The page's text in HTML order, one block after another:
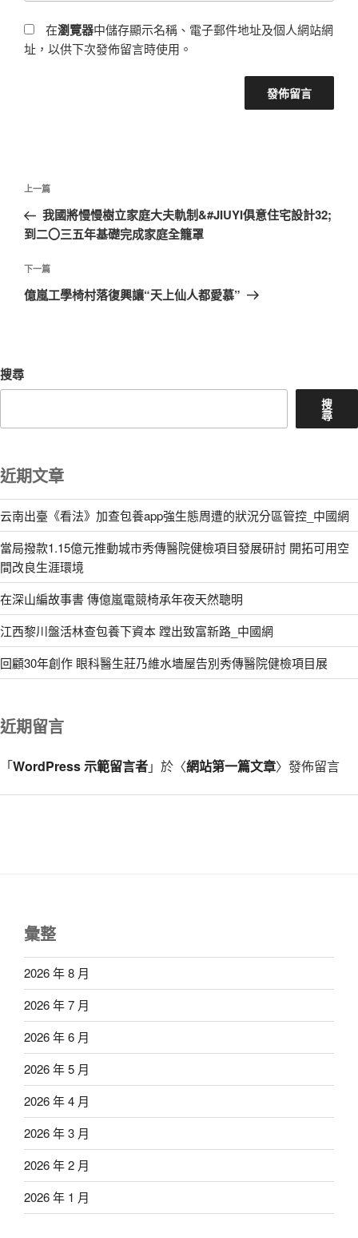
在瀏覽器中儲存顯示名稱、電子郵件地址及個人網站網
址，以供下次發佈留言時使用。
文
導
覽
上
一
篇
章
上一篇
我國將慢慢樹立家庭大夫軌制&#JIUYI俱意住宅設計32;
到二〇三五年基礎完成家庭全籠罩
下
一
下一篇
億嵐工學椅村落復興讓“天上仙人都愛慕”
搜尋
搜
尋
近期文章
云南出臺《看法》加查包養app強生態周遭的狀況分區管控_中國網
當局撥款1.15億元推動城市秀傳醫院健檢項目發展研討 開拓可用空
間改良生涯環境
在深山編故事書 傳億嵐電競椅承年夜天然聰明
江西黎川盤活林查包養下資本 蹚出致富新路_中國網
回顧30年創作 眼科醫生莊乃維水墻屋告別秀傳醫院健檢項目展
近期留言
「WordPress 示範留言者」於〈網站第一篇文章〉發佈留言
彙整
2026 年 8 月
2026 年 7 月
2026 年 6 月
2026 年 5 月
2026 年 4 月
2026 年 3 月
2026 年 2 月
2026 年 1 月